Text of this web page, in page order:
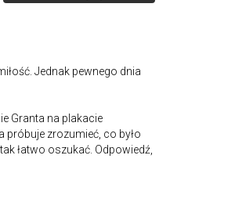
Jednak pewnego dnia
Granta na plakacie
próbuje zrozumieć, co było
łatwo oszukać. Odpowiedź,